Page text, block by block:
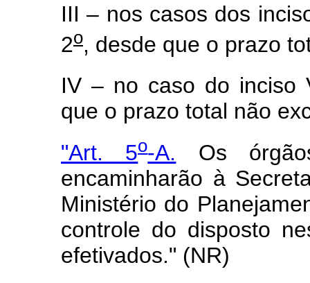
III – nos casos dos
2o, desde que o prazo
IV – no caso do
que o prazo total não
"Art. 5o-A. Os
encaminharão à
Ministério do
controle do disposto
efetivados." (NR)